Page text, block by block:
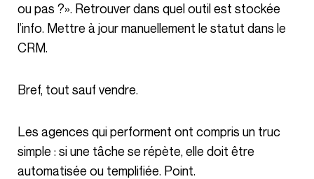
ou pas ?». Retrouver dans quel outil est stockée
l’info. Mettre à jour manuellement le statut dans le
CRM.
Bref, tout sauf vendre.
Les agences qui performent ont compris un truc
simple : si une tâche se répète, elle doit être
automatisée ou templifiée. Point.